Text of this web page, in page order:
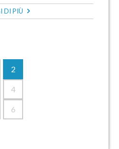
DI PIÙ
2
4
6